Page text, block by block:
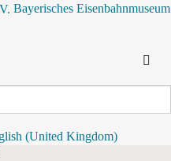
Bayerisches Eisenbahnmuseum